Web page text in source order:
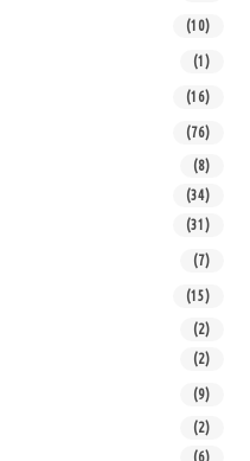
(10)
(1)
(16)
(76)
(8)
(34)
(31)
(7)
(15)
(2)
(2)
(9)
(2)
(6)